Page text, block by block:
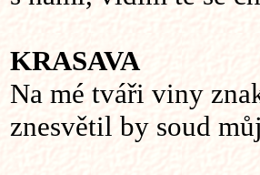
KRASAVA
Na mé tváři viny
znesvětil by soud